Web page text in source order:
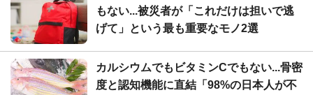
もない...被災者が「これだけは担いで逃
げて」という最も重要なモノ2選
カルシウムでもビタミンCでもない...骨密
度と認知機能に直結「98%の日本人が不